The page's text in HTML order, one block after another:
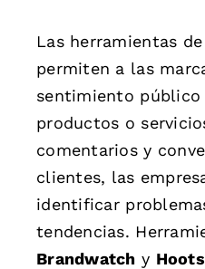
Las herramientas
permiten a las
sentimiento público
productos o
comentarios y
clientes, las
identificar
tendencias.
Brandwatch y